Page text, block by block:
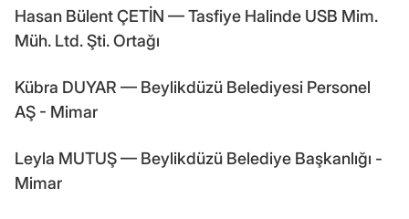
Hasan Bülent ÇETİN — Tasfiye Halinde USB Mim.
Müh. Ltd. Şti. Ortağı
Kübra DUYAR — Beylikdüzü Belediyesi Personel
AŞ - Mimar
Leyla MUTUŞ — Beylikdüzü Belediye Başkanlığı -
Mimar